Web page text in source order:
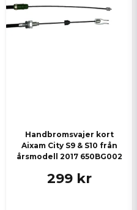
Handbromsvajer kort
Aixam City S9 & S10 från
årsmodell 2017 650BG002
299 kr